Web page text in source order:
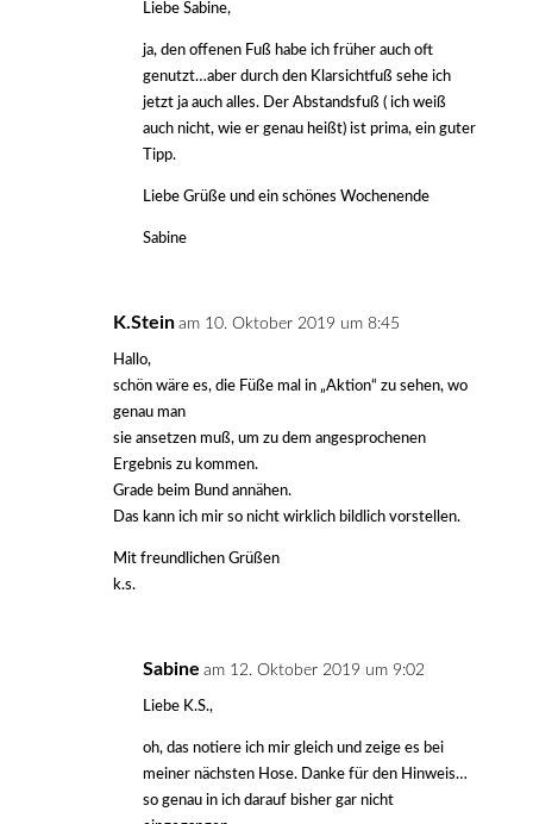
Liebe Sabine,
ja, den offenen Fuß habe ich früher auch oft
genutzt…aber durch den Klarsichtfuß sehe ich
jetzt ja auch alles. Der Abstandsfuß ( ich weiß
auch nicht, wie er genau heißt) ist prima, ein guter
Tipp.
Liebe Grüße und ein schönes Wochenende
Sabine
K.Stein am 10. Oktober 2019 um 8:45
Hallo,
schön wäre es, die Füße mal in „Aktion“ zu sehen, wo
genau man
sie ansetzen muß, um zu dem angesprochenen
Ergebnis zu kommen.
Grade beim Bund annähen.
Das kann ich mir so nicht wirklich bildlich vorstellen.
Mit freundlichen Grüßen
k.s.
Sabine am 12. Oktober 2019 um 9:02
Liebe K.S.,
oh, das notiere ich mir gleich und zeige es bei
meiner nächsten Hose. Danke für den Hinweis…
so genau in ich darauf bisher gar nicht